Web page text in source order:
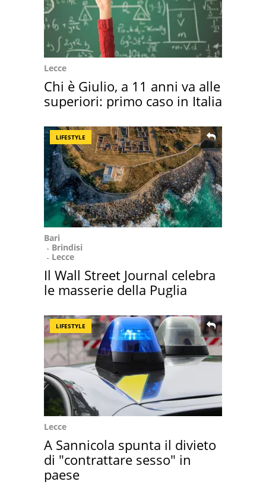
Lecce
Chi è Giulio, a 11 anni va alle
superiori: primo caso in Italia
LIFESTYLE
Bari
Brindisi
Lecce
Il Wall Street Journal celebra
le masserie della Puglia
LIFESTYLE
Lecce
A Sannicola spunta il divieto
di "contrattare sesso" in
paese